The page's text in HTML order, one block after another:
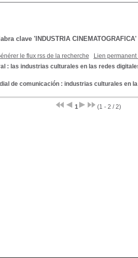
clave 'INDUSTRIA CINEMATOGRAFICA'
le flux rss de la recherche Lien
: las industrias culturales en las redes
de comunicación : industrias culturales en la
1 (1 - 2 / 2)